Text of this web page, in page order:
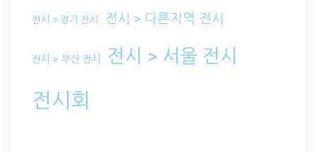
전시 > 경기 전시 전시 > 다른지역 전시
전시 > 부산 전시 전시 > 서울 전시
전시회